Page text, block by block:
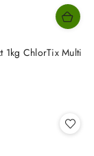
1kg ChlorTix Multi